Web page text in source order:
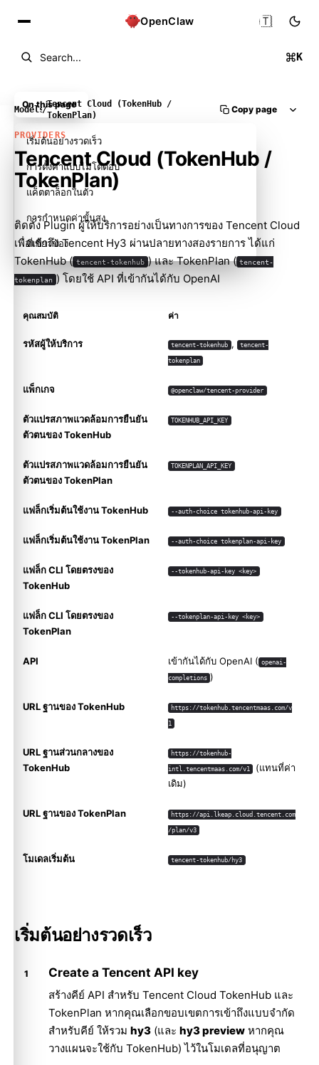
OpenClaw
Search... K
🇹🇭
Models/
Tencent Cloud (TokenHub /
TokenPlan)
Copy page
PROVIDERS
Tencent Cloud (TokenHub /
TokenPlan)
ติดตั้ง Plugin ผู้ให้บริการอย่างเป็นทางการของ Tencent Cloud
เพื่อเข้าถึง Tencent Hy3 ผ่านปลายทางสองรายการ ได้แก่
TokenHub ( tencent-tokenhub ) และ TokenPlan ( tencent-
tokenplan ) โดยใช้ API ที่เข้ากันได้กับ OpenAI
คุณสมบัติ ค่า
รหัสผู้ให้บริการ tencent-tokenhub , tencent-
tokenplan
แพ็กเกจ @openclaw/tencent-provider
ตัวแปรสภาพแวดล้อมการยืนยัน
ตัวตนของ TokenHub
TOKENHUB_API_KEY
ตัวแปรสภาพแวดล้อมการยืนยัน
ตัวตนของ TokenPlan
TOKENPLAN_API_KEY
แฟล็กเริ่มต้นใช้งาน TokenHub --auth-choice tokenhub-api-key
แฟล็กเริ่มต้นใช้งาน TokenPlan --auth-choice tokenplan-api-key
แฟล็ก CLI โดยตรงของ
TokenHub
--tokenhub-api-key <key>
แฟล็ก CLI โดยตรงของ
TokenPlan
--tokenplan-api-key <key>
API เข้ากันได้กับ OpenAI ( openai-
completions )
URL ฐานของ TokenHub https://tokenhub.tencentmaas.com/v
1
URL ฐานส่วนกลางของ
TokenHub
https://tokenhub-
intl.tencentmaas.com/v1
(แทนที่ค่า
เดิม)
URL ฐานของ TokenPlan https://api.lkeap.cloud.tencent.com
/plan/v3
โมเดลเริ่มต้น tencent-tokenhub/hy3
เริ่มต้นอย่างรวดเร็ว
Create a Tencent API key
สร้างคีย์ API สำหรับ Tencent Cloud TokenHub และ
TokenPlan หากคุณเลือกขอบเขตการเข้าถึงแบบจำกัด
สำหรับคีย์ ให้รวม hy3 (และ hy3 preview หากคุณ
วางแผนจะใช้กับ TokenHub) ไว้ในโมเดลที่อนุญาต
On this page
เริ่มต้นอย่างรวดเร็ว
การตั้งค่าแบบไม่โต้ตอบ
แค็ตตาล็อกในตัว
การกำหนดค่าขั้นสูง
ที่เกี่ยวข้อง